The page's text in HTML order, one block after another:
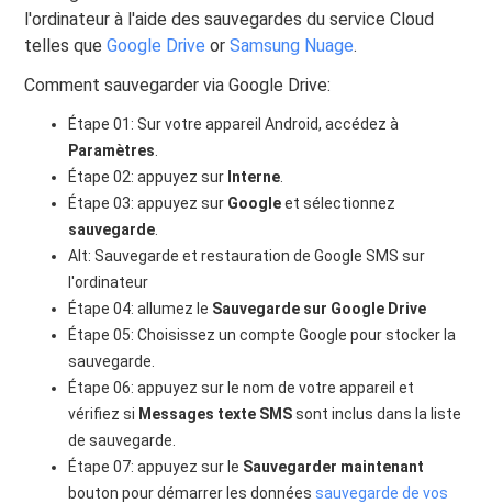
l'ordinateur à l'aide des sauvegardes du service Cloud
telles queGoogle Drive orSamsung Nuage.
Comment sauvegarder via Google Drive:
Étape 01: Sur votre appareil Android, accédez à
Paramètres
Étape 02: appuyez sur Interne
Étape 03: appuyez sur Googleet sélectionnez
sauvegarde
Alt: Sauvegarde et restauration de Google SMS sur
l'ordinateur
Étape 04: allumez le Sauvegarde sur Google Drive
Étape 05: Choisissez un compte Google pour stocker la
sauvegarde.
Étape 06: appuyez sur le nom de votre appareil et
vérifiez si Messages texte SMSsont inclus dans la liste
de sauvegarde.
Étape 07: appuyez sur le Sauvegarder maintenant
bouton pour démarrer les donnéessauvegarde de vos